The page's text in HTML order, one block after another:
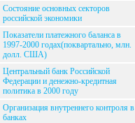
Состояние основных секторов
российской экономики
Показатели платежного баланса в
1997-2000 годах(поквартально, млн.
долл. США)
Центральный банк Российской
Федерации и денежно-кредитная
политика в 2000 году
Организация внутреннего контроля в
банках